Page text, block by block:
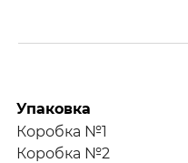
Упаковка
Коробка №1
Коробка №2